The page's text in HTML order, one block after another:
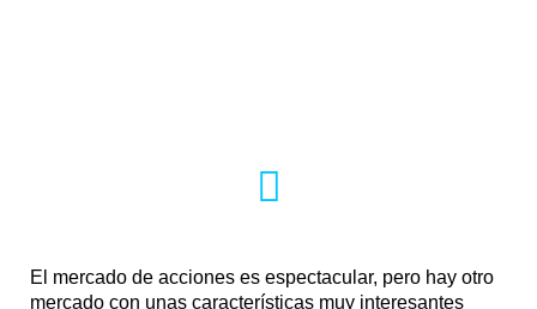
El mercado de acciones es espectacular, pero hay otro
mercado con unas características muy interesantes